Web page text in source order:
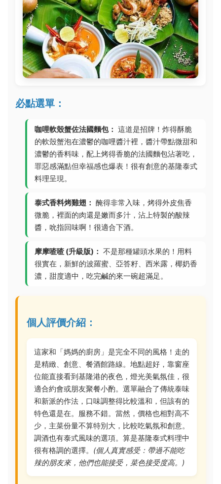
必點選單：
咖哩軟殼蟹佐法國麵包： 這道是招牌！炸得酥脆
的軟殼蟹泡在濃鬱的咖哩醬汁裡，醬汁帶點微甜和
濃鬱的香料味，配上烤得香脆的法國麵包沾著吃，
罪惡感滿點但幸福感也爆表！很有創意的基隆泰式
料理呈現。
泰式香料烤雞翅： 醃得非常入味，烤得外皮焦香
微脆，裡面的肉還是嫩而多汁，沾上特製的酸辣
醬，吮指回味啊！很適合下酒。
摩摩喳喳 (升級版)： 不是那種罐頭水果的！用料
很實在，新鮮的波羅蜜、亞答籽、西米露，椰奶香
濃，甜度適中，吃完鹹的來一碗超滿足。
個人評價介紹：
這家和「媽媽的廚房」是完全不同的風格！走的
是精緻、創意、餐酒館路線。地點超好，靠窗座
位能直接看到基隆港的夜色，燈光美氣氛佳，很
適合約會或朋友聚餐小酌。選單融合了傳統泰味
和新派的作法，口味調整得比較溫和，但該有的
特色還是在。服務不錯。當然，價格也相對高不
少，主菜份量不算特別大，比較吃氣氛和創意。
調酒也有泰式風味的選項。算是基隆泰式料理中
很有格調的選擇。 (個人真實感受：帶過不能吃
辣的朋友來，他們也能接受，菜色接受度高。)